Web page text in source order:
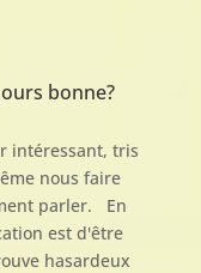
bonne?
intéressant, tris
nous faire
parler. En
est d'être
hasardeux